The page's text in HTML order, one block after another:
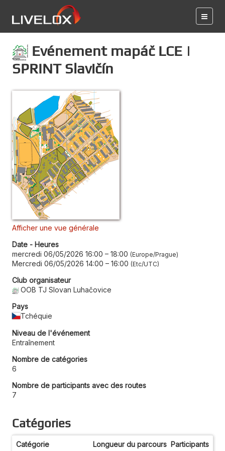
Evénement mapáč LCE |
SPRINT Slavičín
Afficher une vue générale
Date - Heures
mercredi 06/05/2026 16:00 – 18:00 Europe/Prague
Mercredi 06/05/2026 14:00 – 16:00 Etc/UTC
Club organisateur
OOB TJ Slovan Luhačovice
Pays
Tchéquie
Niveau de l'événement
Entraînement
Nombre de catégories
6
Nombre de participants avec des routes
7
Catégories
Catégorie Longueur du parcours Participants